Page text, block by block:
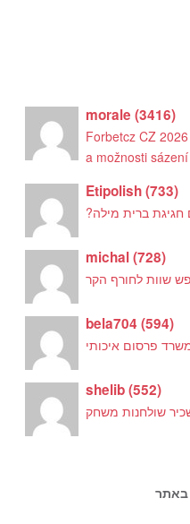
morale(3416)
Forbetcz CZ
a možnosti sázení
Etipolish(733)
חגיגת ברית מילה?
michal(728)
שוות לחורף הקר
bela704(594)
פרסום איכותי
shelib(552)
שולחנות משחק
באתר